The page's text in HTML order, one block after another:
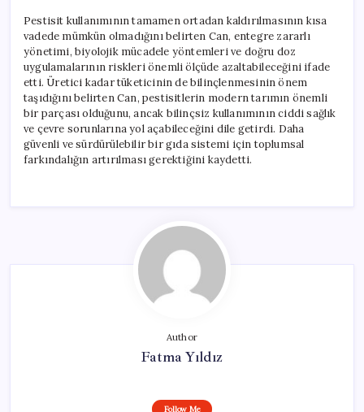
Pestisit kullanımının tamamen ortadan kaldırılmasının kısa
vadede mümkün olmadığını belirten Can, entegre zararlı
yönetimi, biyolojik mücadele yöntemleri ve doğru doz
uygulamalarının riskleri önemli ölçüde azaltabileceğini ifade
etti. Üretici kadar tüketicinin de bilinçlenmesinin önem
taşıdığını belirten Can, pestisitlerin modern tarımın önemli
bir parçası olduğunu, ancak bilinçsiz kullanımının ciddi sağlık
ve çevre sorunlarına yol açabileceğini dile getirdi. Daha
güvenli ve sürdürülebilir bir gıda sistemi için toplumsal
farkındalığın artırılması gerektiğini kaydetti.
Author
Fatma Yıldız
Follow Me